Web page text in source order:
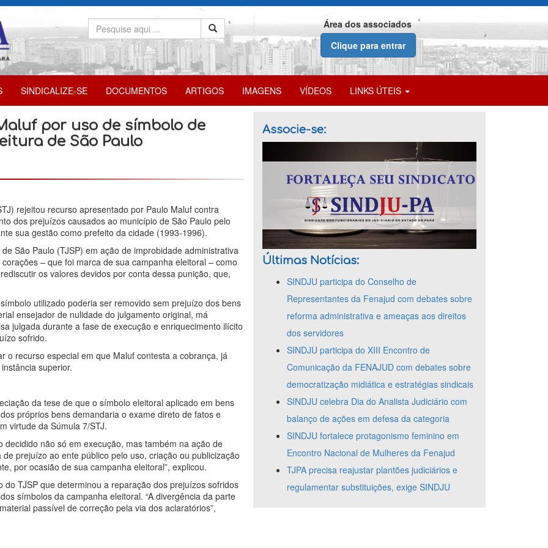
Área dos associados
Clique para entrar
SINDICALIZE-SE DOCUMENTOS ARTIGOS IMAGENS VÍDEOS LINKS ÚTEIS
por uso de símbolo de
de São Paulo
rejeitou recurso apresentado por Paulo Maluf contra
dos prejuízos causados ao município de São Paulo pelo
sua gestão como prefeito da cidade (1993-1996).
São Paulo (TJSP) em ação de improbidade administrativa
– que foi marca de sua campanha eleitoral – como
os valores devidos por conta dessa punição, que,
utilizado poderia ser removido sem prejuízo dos bens
ensejador de nulidade do julgamento original, má
julgada durante a fase de execução e enriquecimento ilícito
sofrido.
o recurso especial em que Maluf contesta a cobrança, já
superior.
da tese de que o símbolo eleitoral aplicado em bens
próprios bens demandaria o exame direto de fatos e
virtude da Súmula 7/STJ.
não só em execução, mas também na ação de
prejuízo ao ente público pelo uso, criação ou publicização
por ocasião de sua campanha eleitoral”, explicou.
TJSP que determinou a reparação dos prejuízos sofridos
símbolos da campanha eleitoral. “A divergência da parte
passível de correção pela via dos aclaratórios”,
Associe-se:
Últimas Notícias:
SINDJU participa do Conselho de
Representantes da Fenajud com debates sobre
reforma administrativa e ameaças aos direitos
dos servidores
SINDJU participa do XIII Encontro de
Comunicação da FENAJUD com debates sobre
democratização midiática e estratégias sindicais
SINDJU celebra Dia do Analista Judiciário com
balanço de ações em defesa da categoria
SINDJU fortalece protagonismo feminino em
Encontro Nacional de Mulheres da Fenajud
TJPA precisa reajustar plantões judiciários e
regulamentar substituições, exige SINDJU